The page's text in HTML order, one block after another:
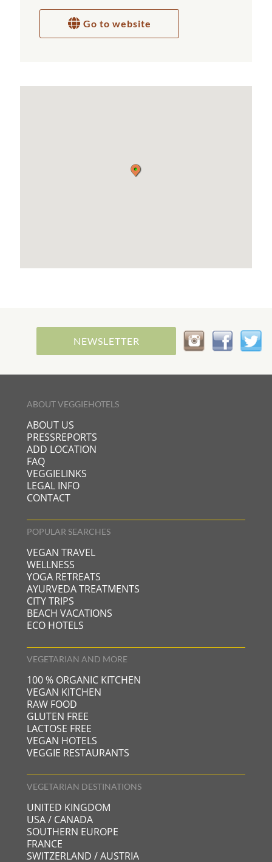
Go to website
NEWSLETTER
ABOUT VEGGIEHOTELS
ABOUT US
PRESSREPORTS
ADD LOCATION
FAQ
VEGGIELINKS
LEGAL INFO
CONTACT
POPULAR SEARCHES
VEGAN TRAVEL
WELLNESS
YOGA RETREATS
AYURVEDA TREATMENTS
CITY TRIPS
BEACH VACATIONS
ECO HOTELS
VEGETARIAN AND MORE
100 % ORGANIC KITCHEN
VEGAN KITCHEN
RAW FOOD
GLUTEN FREE
LACTOSE FREE
VEGAN HOTELS
VEGGIE RESTAURANTS
VEGETARIAN DESTINATIONS
UNITED KINGDOM
USA / CANADA
SOUTHERN EUROPE
FRANCE
SWITZERLAND / AUSTRIA